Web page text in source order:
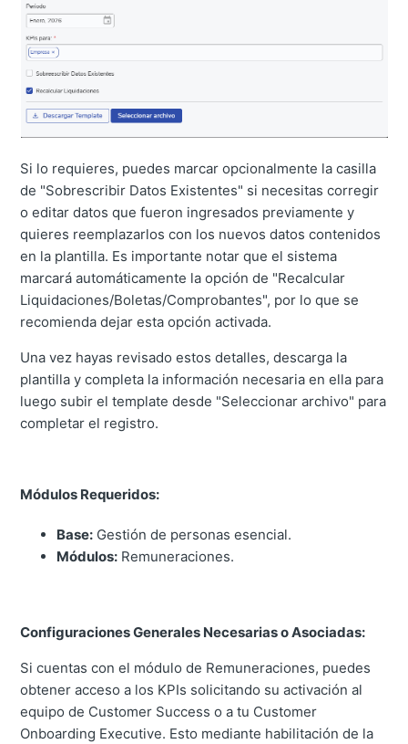
Si lo requieres, puedes marcar opcionalmente la casilla
de "Sobrescribir Datos Existentes" si necesitas corregir
o editar datos que fueron ingresados previamente y
quieres reemplazarlos con los nuevos datos contenidos
en la plantilla. Es importante notar que el sistema
marcará automáticamente la opción de "Recalcular
Liquidaciones/Boletas/Comprobantes", por lo que se
recomienda dejar esta opción activada.
Una vez hayas revisado estos detalles, descarga la
plantilla y completa la información necesaria en ella para
luego subir el template desde "Seleccionar archivo" para
completar el registro.
Módulos Requeridos:
Base: Gestión de personas esencial.
Módulos: Remuneraciones.
Configuraciones Generales Necesarias o Asociadas:
Si cuentas con el módulo de Remuneraciones, puedes
obtener acceso a los KPIs solicitando su activación al
equipo de Customer Success o a tu Customer
Onboarding Executive. Esto mediante habilitación de la